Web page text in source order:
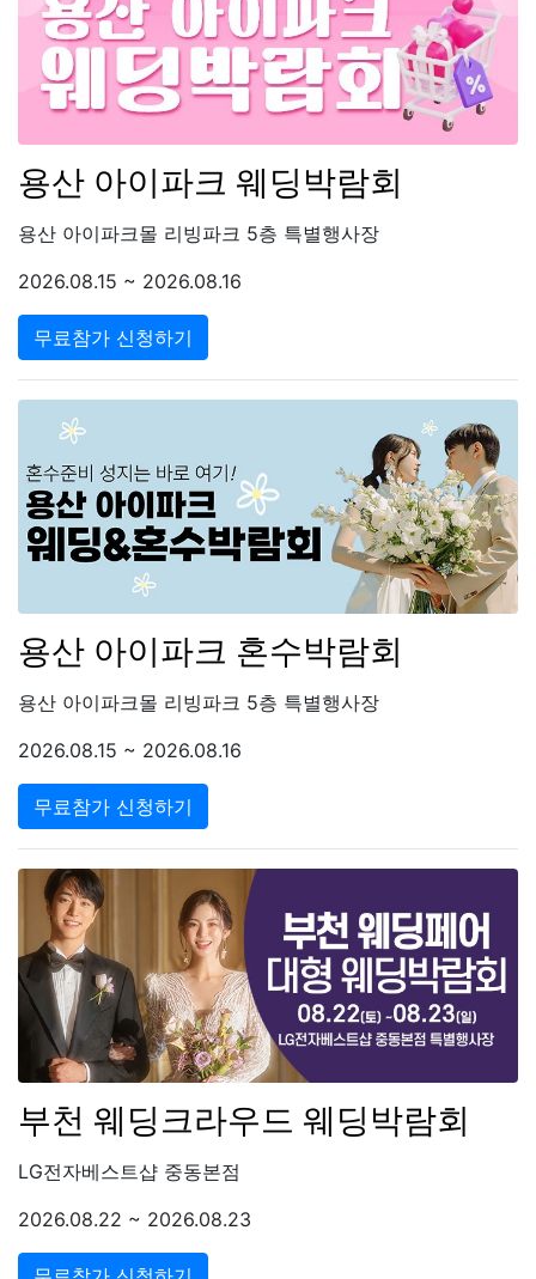
용산 아이파크 웨딩박람회
용산 아이파크몰 리빙파크 5층 특별행사장
2026.08.15 ~ 2026.08.16
무료참가 신청하기
용산 아이파크 혼수박람회
용산 아이파크몰 리빙파크 5층 특별행사장
2026.08.15 ~ 2026.08.16
무료참가 신청하기
부천 웨딩크라우드 웨딩박람회
LG전자베스트샵 중동본점
2026.08.22 ~ 2026.08.23